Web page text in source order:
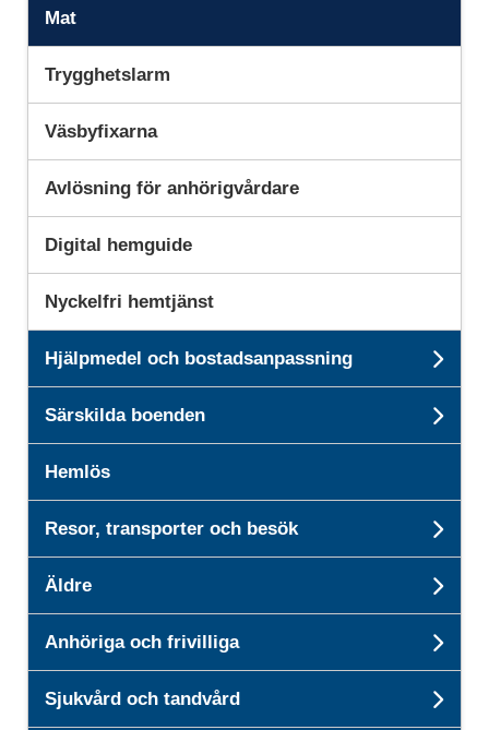
Mat
Trygghetslarm
Väsbyfixarna
Avlösning för anhörigvårdare
Digital hemguide
Nyckelfri hemtjänst
Hjälpmedel och bostadsanpassning
Särskilda boenden
Hemlös
Resor, transporter och besök
Äldre
Anhöriga och frivilliga
Sjukvård och tandvård